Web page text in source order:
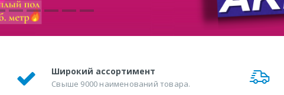
Широкий ассортимент
Свыше 9000 наименований товара.